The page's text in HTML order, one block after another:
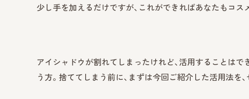
少し手を加えるだけですが、これができればあなたもコス
アイシャドウが割れてしまったけれど、活用することは
う方。捨ててしまう前に、まずは今回ご紹介した活用法を